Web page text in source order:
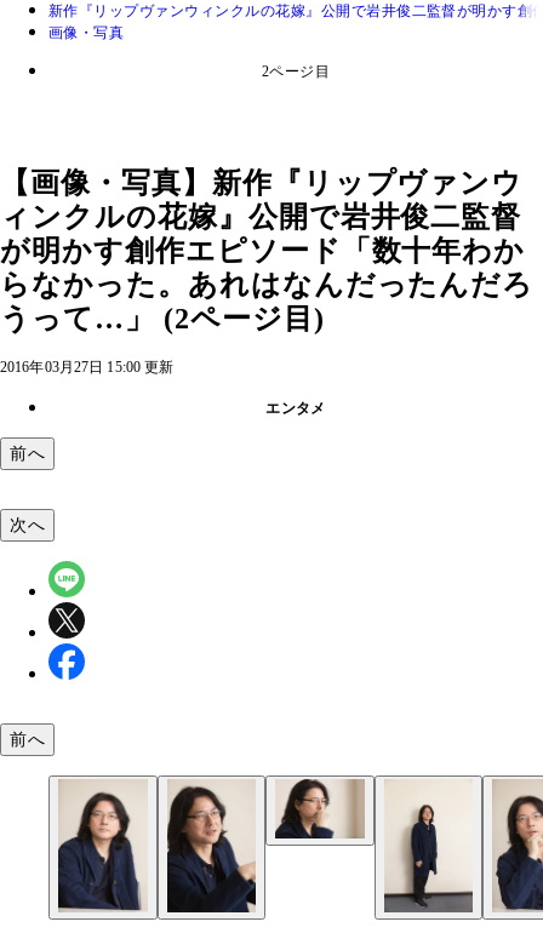
新作『リップヴァンウィンクルの花嫁』公開で岩井俊二監督が明かす
画像・写真
2ページ目
【画像・写真】新作『リップヴァンウ
ィンクルの花嫁』公開で岩井俊二監督
が明かす創作エピソード「数十年わか
らなかった。あれはなんだったんだろ
うって…」 (2ページ目)
2016年03月27日 15:00 更新
エンタメ
前へ
次へ
前へ